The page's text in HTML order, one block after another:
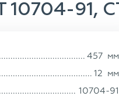
91,
457 мм
12 мм
10704-91